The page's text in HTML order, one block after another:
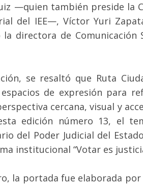
—quien también preside la
del IEE—, Víctor Yuri
la directora de
se resaltó que Ruta
de expresión para
cercana, visual y
edición número 13, el
del Poder Judicial del
institucional “Votar es
la portada fue elaborada